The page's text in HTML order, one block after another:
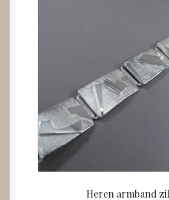
Heren armband